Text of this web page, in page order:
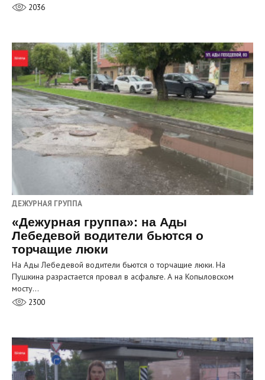
2036
ДЕЖУРНАЯ ГРУППА
«Дежурная группа»: на Ады
Лебедевой водители бьются о
торчащие люки
На Ады Лебедевой водители бьются о торчащие люки. На
Пушкина разрастается провал в асфальте. А на Копыловском
мосту…
2300